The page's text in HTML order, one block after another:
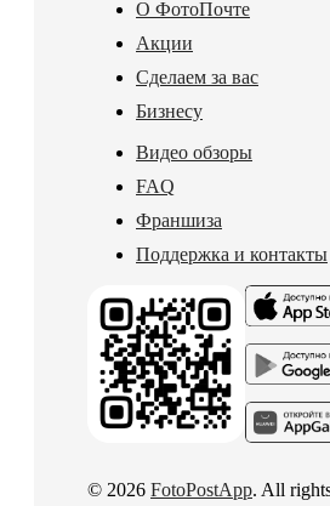
О ФотоПочте
Акции
Сделаем за вас
Бизнесу
Видео обзоры
FAQ
Франшиза
Поддержка и контакты
© 2026 FotoPostApp. All